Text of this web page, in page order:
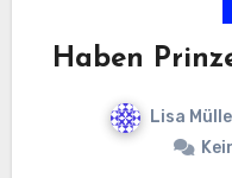
Haben
Lisa